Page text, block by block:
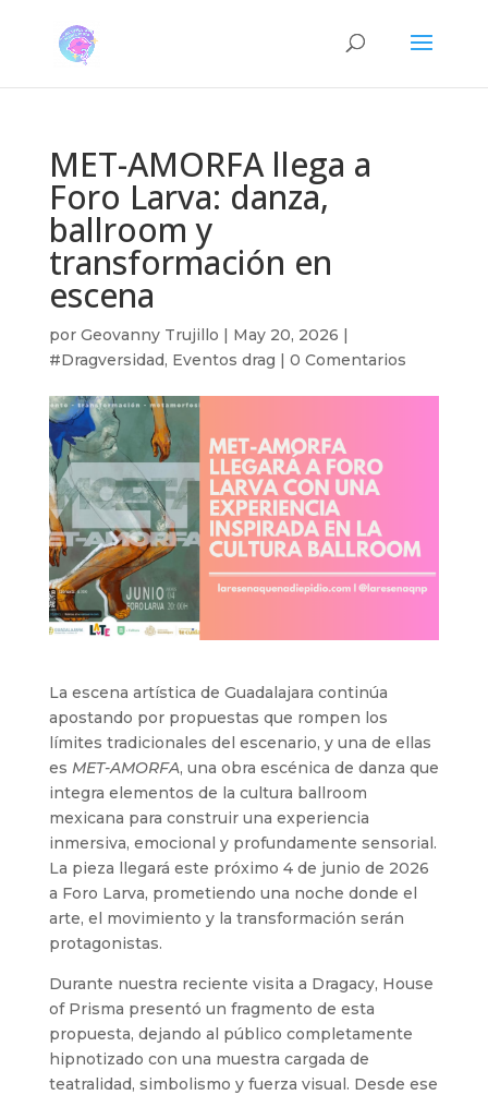
MET-AMORFA llega a
Foro Larva: danza,
ballroom y
transformación en
escena
por Geovanny Trujillo | May 20, 2026 |
#Dragversidad, Eventos drag | 0 Comentarios
La escena artística de Guadalajara continúa
apostando por propuestas que rompen los
límites tradicionales del escenario, y una de ellas
es MET-AMORFA, una obra escénica de danza que
integra elementos de la cultura ballroom
mexicana para construir una experiencia
inmersiva, emocional y profundamente sensorial.
La pieza llegará este próximo 4 de junio de 2026
a Foro Larva, prometiendo una noche donde el
arte, el movimiento y la transformación serán
protagonistas.
Durante nuestra reciente visita a Dragacy, House
of Prisma presentó un fragmento de esta
propuesta, dejando al público completamente
hipnotizado con una muestra cargada de
teatralidad, simbolismo y fuerza visual. Desde ese